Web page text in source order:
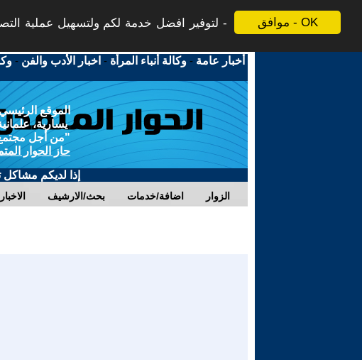
موافق - OK
لتوفير افضل خدمة لكم ولتسهيل عملية
أخبار عامة -وكالة أنباء المرأة - اخبار الأدب والفن -
الموقع
يسارية،
"من أجل مجتمع
حاز الحوار
إذا لديكم مشاكل
الاخبار بحث/الارشيف اضافة/خدمات الزوار